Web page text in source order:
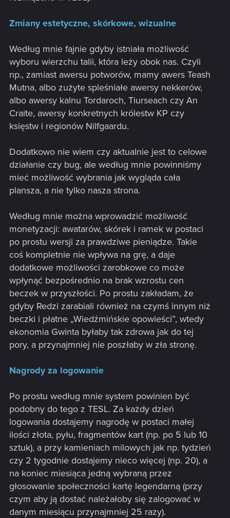
Zmiany estetyczne, skórkowe, wizualne
Według mnie fajnie gdyby istniała możliwość
wyboru wierzchu talii, która leży obok nas. Czyli
np., zamiast awersu potworów, mamy awers Teash
Mutna, albo zużyte spleśniałe awersy nekkerów,
albo awersy kalnu Tordaroch, Tiurseach czy An
Craite, awersy konkretnych królestw KP czy
księstw i regionów Nilfgaardu.
Dodatkowo nie wiem czy aktualnie jest to celowe
działanie czy bug, ale według mnie powinniśmy
mieć możliwość wybrania jak wygląda cała
plansza, a nie tylko nasza strona.
Według mnie można wprowadzić możliwość
monetyzacji: awatarów, skórek i ramek w postaci
po prostu wersji za prawdziwe pieniądze. Takie
coś kompletnie nie wpływa na grę, a daje
dodatkowe możliwości zarobkowe co może
wpłynąć bezpośrednio na brak wzrostu cen
beczek w przyszłości. Po prostu zakładam, że
gdyby Redzi zarabiali również na czymś innym niż
beczki i płatne „Wiedźmińskie opowieści”, wtedy
ekonomia Gwinta byłaby tak zdrowa jak do tej
pory, a przynajmniej nie poszłaby w zła stronę.
Nagrody za logowanie
Po prostu według mnie system powinien być
podobny do tego z TESL. Za każdy dzień
logowania dostajemy nagrodę w postaci małej
ilości złota, pyłu, fragmentów kart (np. po 5 lub 10
sztuk), a przy kamieniach milowych jak np. tydzień
czy 2 tygodnie dostajemy nieco więcej (np. 20), a
na koniec miesiąca jedną wybraną przez
głosowanie społeczności kartę legendarną (przy
czym aby ją dostać należałoby się zalogować w
danym miesiącu przynajmniej 25 razy).